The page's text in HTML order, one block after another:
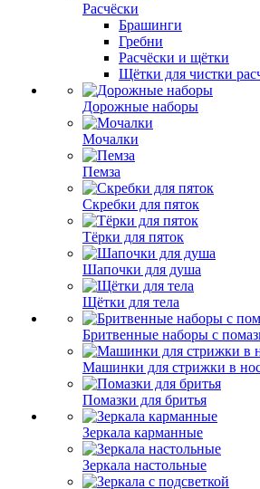
Расчёски
Брашинги
Гребни
Расчёски и щётки
Щётки для чистки
Дорожные наборы
Мочалки
Пемза
Скребки для пяток
Тёрки для пяток
Шапочки для душа
Щётки для тела
Бритвенные наборы с
Машинки для стрижки в
Помазки для бритья
Зеркала карманные
Зеркала настольные